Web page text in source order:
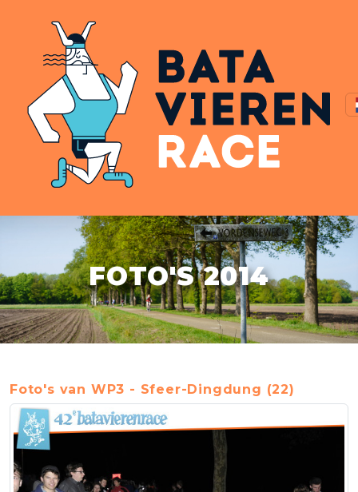
FOTO'S 2014
Foto's van WP3 - Sfeer-Dingdung (22)